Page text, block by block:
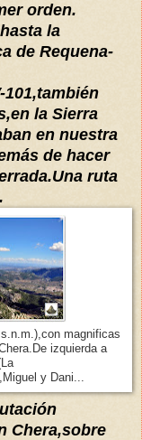
orden.
la
de Requena-
101,también
la Sierra
ban en nuestra
de hacer
ruta
magnificas
izquierda a
y Dani...
Chera,sobre